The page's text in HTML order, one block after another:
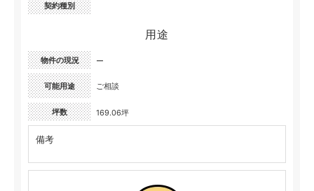
契約種別
用途
物件の現況 ー
可能用途 ご相談
坪数 169.06坪
備考